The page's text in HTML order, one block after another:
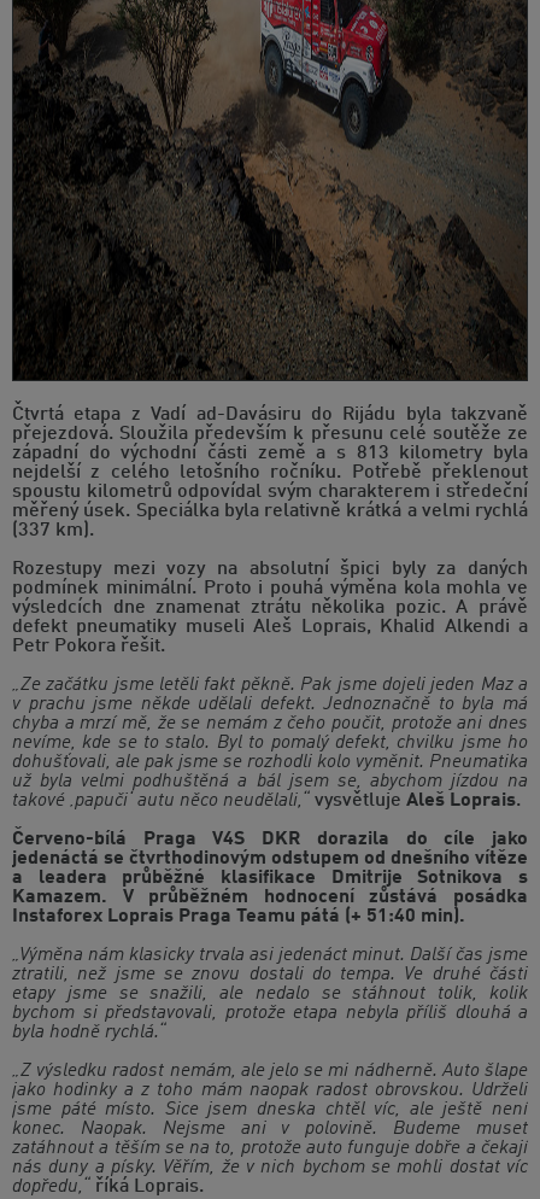
Čtvrtá etapa z Vadí ad-Davásiru do Rijádu byla takzvaně
přejezdová. Sloužila především k přesunu celé soutěže ze
západní do východní části země a s 813 kilometry byla
nejdelší z celého letošního ročníku. Potřebě překlenout
spoustu kilometrů odpovídal svým charakterem i středeční
měřený úsek. Speciálka byla relativně krátká a velmi rychlá
(337 km).
Rozestupy mezi vozy na absolutní špici byly za daných
podmínek minimální. Proto i pouhá výměna kola mohla ve
výsledcích dne znamenat ztrátu několika pozic. A právě
defekt pneumatiky museli Aleš Loprais, Khalid Alkendi a
Petr Pokora řešit.
„Ze začátku jsme letěli fakt pěkně. Pak jsme dojeli jeden Maz a
v prachu jsme někde udělali defekt. Jednoznačně to byla má
chyba a mrzí mě, že se nemám z čeho poučit, protože ani dnes
nevíme, kde se to stalo. Byl to pomalý defekt, chvilku jsme ho
dohušťovali, ale pak jsme se rozhodli kolo vyměnit. Pneumatika
už byla velmi podhuštěná a bál jsem se, abychom jízdou na
takové ‚papuči‘ autu něco neudělali,“ vysvětluje Aleš Loprais.
Červeno-bílá Praga V4S DKR dorazila do cíle jako
jedenáctá se čtvrthodinovým odstupem od dnešního vítěze
a leadera průběžné klasifikace Dmitrije Sotnikova s
Kamazem. V průběžném hodnocení zůstává posádka
Instaforex Loprais Praga Teamu pátá (+ 51:40 min).
„Výměna nám klasicky trvala asi jedenáct minut. Další čas jsme
ztratili, než jsme se znovu dostali do tempa. Ve druhé části
etapy jsme se snažili, ale nedalo se stáhnout tolik, kolik
bychom si představovali, protože etapa nebyla příliš dlouhá a
byla hodně rychlá.“
„Z výsledku radost nemám, ale jelo se mi nádherně. Auto šlape
jako hodinky a z toho mám naopak radost obrovskou. Udrželi
jsme páté místo. Sice jsem dneska chtěl víc, ale ještě není
konec. Naopak. Nejsme ani v polovině. Budeme muset
zatáhnout a těším se na to, protože auto funguje dobře a čekají
nás duny a písky. Věřím, že v nich bychom se mohli dostat víc
dopředu,“
říká Loprais.